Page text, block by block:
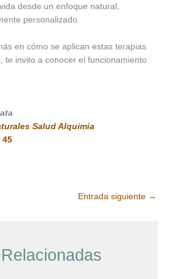
desde un enfoque natural,
personalizado.
en cómo se aplican estas terapias
te invito a conocer el funcionamiento
Salud Alquimia
45
Entrada siguiente →